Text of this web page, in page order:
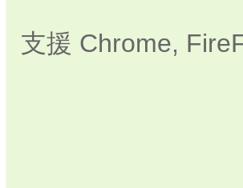
支援 Chrome,